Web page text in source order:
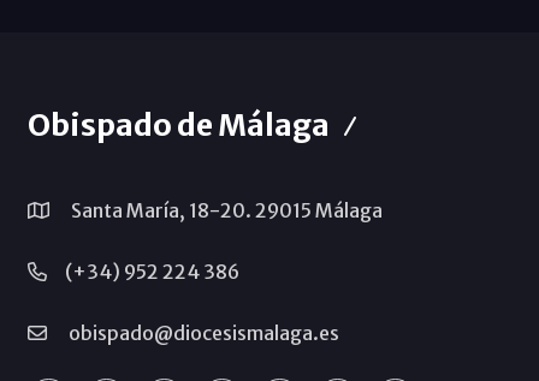
Obispado de Málaga
Santa María, 18-20. 29015 Málaga
(+34) 952 224 386
obispado@diocesismalaga.es